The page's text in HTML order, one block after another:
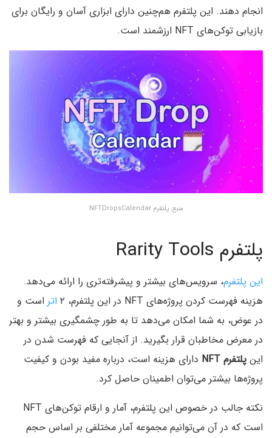
انجام دهند. این پلتفرم هم‌چنین دارای ابزاری آسان و رایگان برای
بازیابی توکن‌های NFT ارزشمند است.
منبع: پلتفرم NFTDropsCalendar
پلتفرم Rarity Tools
این پلتفرم، سرویس‌های بیشتر و پیشرفته‌تری را ارائه می‌دهد.
هزینه فهرست کردن پروژه‌های NFT در این پلتفرم، ۲
اتر است و
در عوض، به شما امکان می‌دهد تا به طور چشمگیری بیشتر و بهتر
در معرض مخاطبان قرار بگیرید. از آنجایی که فهرست شدن در
این پلتفرم NFT
دارای هزینه است، درباره مفید بودن و کیفیت
پروژه‌ها بیشتر می‌توان اطمینان حاصل کرد.
نکته جالب در خصوص این پلتفرم، آمار و ارقام توکن‌های NFT
است که در آن می‌توانیم مجموعه آمار مختلفی بر اساس حجم